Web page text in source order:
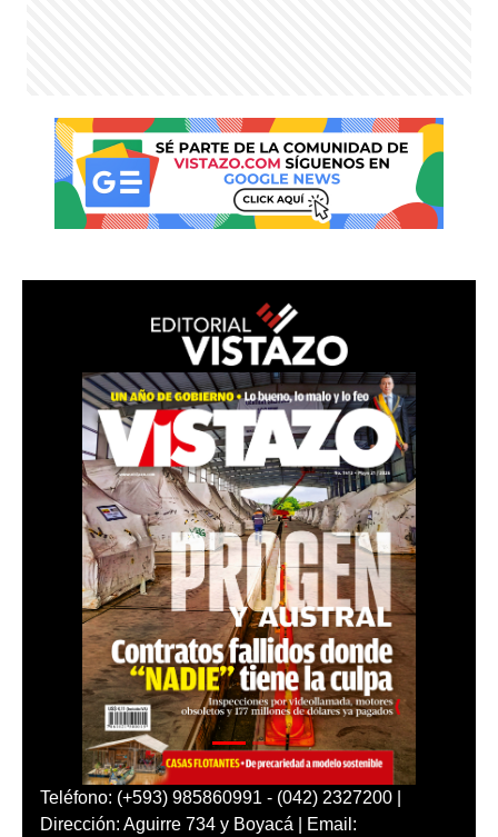
Teléfono: (+593) 985860991 - (042) 2327200 |
Dirección: Aguirre 734 y Boyacá | Email: